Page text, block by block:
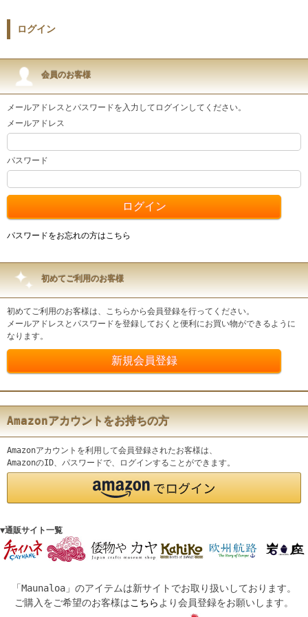
ログイン
会員のお客様
メールアドレスとパスワードを入力してログインしてください。
メールアドレス
パスワード
パスワードをお忘れの方はこちら
初めてご利用のお客様
初めてご利用のお客様は、こちらから会員登録を行ってください。
メールアドレスとパスワードを登録しておくと便利にお買い物ができるように
なります。
Amazonアカウントをお持ちの方
Amazonアカウントを利用して会員登録されたお客様は、
AmazonのID、パスワードで、ログインすることができます。
▼通販サイト一覧
「Maunaloa」のアイテムは新サイトでお取り扱いしております。
ご購入をご希望のお客様はこちら より会員登録をお願いします。